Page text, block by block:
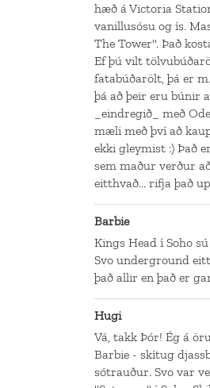
hæð á Victoria
vanillusósu og ís.
The Tower". Það
Ef þú vilt
fatabúðarölt, þá er
þá að þeir eru búnir
_eindregið_ með
mæli með því að
ekki gleymist :) Það
sem maður verður
eitthvað... rifja það
Barbie
Kings Head í Soho
Svo underground
það allir en það er
Hugi
Vá, takk Þór! Ég á
Barbie - skítug
sótrauður. Svo var